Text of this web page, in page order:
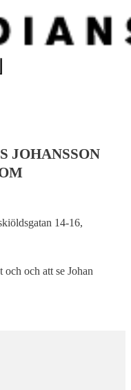
JOHANSSON
14-16,
och att se Johan